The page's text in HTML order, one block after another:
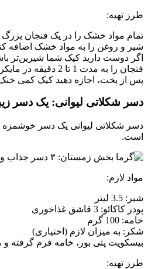
طرز تهیه:
تمام مواد خشک را در یک فنجان بزرگ
شیر و روغن را به مواد خشک اضافه
اگر دوست دارید کیک شما شیرین‌تر باشد، می‌توانید 3 قاشق غذاخوری
فنجان را به مدت 1 تا 2 دقیقه در مایکروویو قرار دهید. زمان پخت بسته به قدرت مایکروویو شما ممکن است متفاوت باشد.
پس از پخت، اجازه دهید کیک کمی
دسر شکلاتی لیوانی: یک دسر
دسر شکلاتی لیوانی یک دسر خوشمزه
است.
مواد لازم:
شیر: 3.5 لیتر
پودر کاکائو: 3 قاشق غذاخوری
خامه: 100 گرم
شکر: به میزان لازم (اختیاری)
بیسکویت پتی بور، خامه فرم گرفته
طرز تهیه: